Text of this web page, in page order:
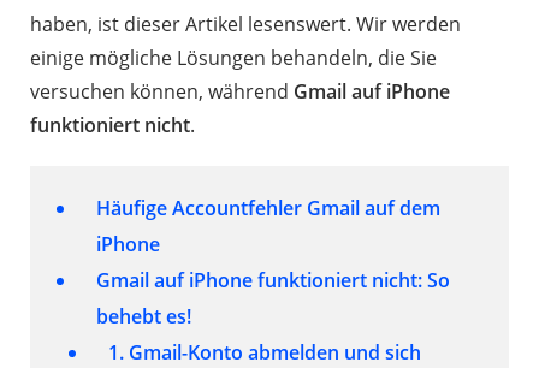
haben, ist dieser Artikel lesenswert. Wir werden
einige mögliche Lösungen behandeln, die Sie
versuchen können, während Gmail auf iPhone
funktioniert nicht.
Häufige Accountfehler Gmail auf dem
iPhone
Gmail auf iPhone funktioniert nicht: So
behebt es!
1. Gmail-Konto abmelden und sich